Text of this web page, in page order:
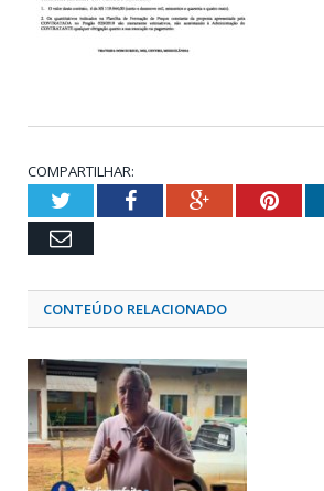
COMPARTILHAR:
TwitterFacebookGoogle+
Email
CONTEÚDO RELACIONADO